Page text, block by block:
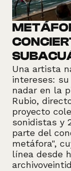
Una artista
intereses:
nadar en la
Rubio,
proyecto
sonidistas y
parte del
metáfora",
línea desde